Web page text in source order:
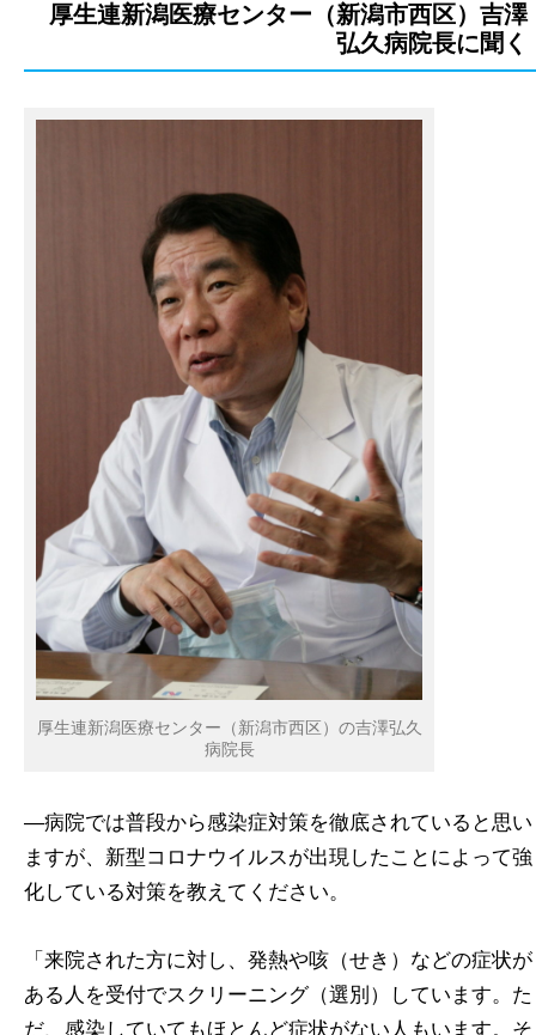
厚生連新潟医療センター（新潟市西区）吉澤
弘久病院長に聞く
厚生連新潟医療センター（新潟市西区）の吉澤弘久
病院長
―病院では普段から感染症対策を徹底されていると思い
ますが、新型コロナウイルスが出現したことによって強
化している対策を教えてください。
「来院された方に対し、発熱や咳（せき）などの症状が
ある人を受付でスクリーニング（選別）しています。た
だ、感染していてもほとんど症状がない人もいます。そ